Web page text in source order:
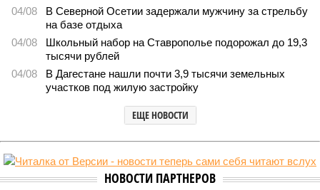
04/08
В Северной Осетии задержали мужчину за стрельбу
на базе отдыха
04/08
Школьный набор на Ставрополье подорожал до 19,3
тысячи рублей
04/08
В Дагестане нашли почти 3,9 тысячи земельных
участков под жилую застройку
ЕЩЕ НОВОСТИ
НОВОСТИ ПАРТНЕРОВ